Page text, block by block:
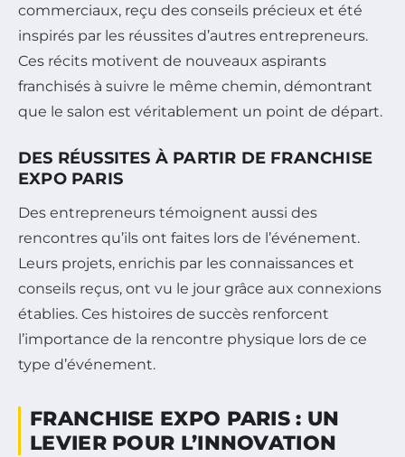
commerciaux, reçu des conseils précieux et été
inspirés par les réussites d’autres entrepreneurs.
Ces récits motivent de nouveaux aspirants
franchisés à suivre le même chemin, démontrant
que le salon est véritablement un point de départ.
DES RÉUSSITES À PARTIR DE FRANCHISE
EXPO PARIS
Des entrepreneurs témoignent aussi des
rencontres qu’ils ont faites lors de l’événement.
Leurs projets, enrichis par les connaissances et
conseils reçus, ont vu le jour grâce aux connexions
établies. Ces histoires de succès renforcent
l’importance de la rencontre physique lors de ce
type d’événement.
FRANCHISE EXPO PARIS : UN
LEVIER POUR L’INNOVATION